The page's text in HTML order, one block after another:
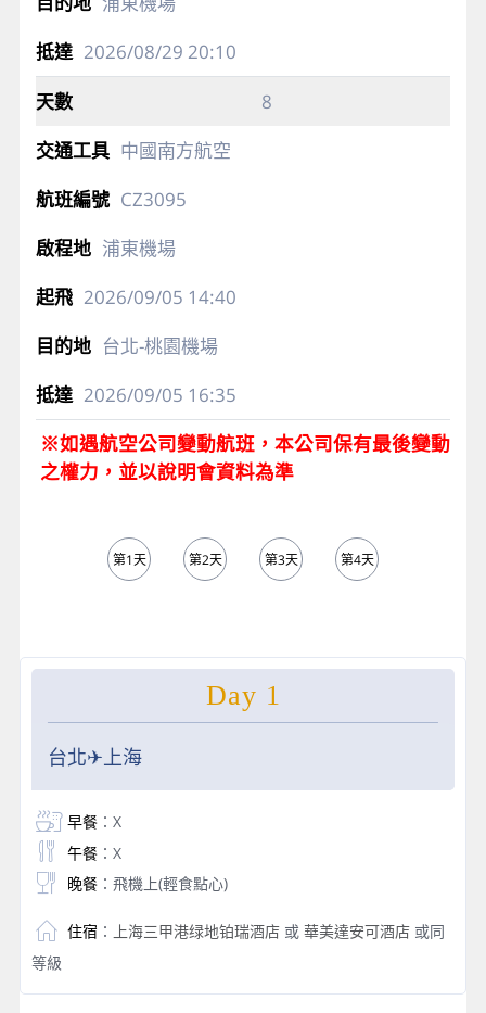
2026/08/29 20:10
8
中國南方航空
CZ3095
浦東機場
2026/09/05 14:40
台北-桃園機場
2026/09/05 16:35
※如遇航空公司變動航班，本公司保有最後變動
之權力，並以說明會資料為準
第1天 第2天 第3天 第4天
Day 1
台北✈上海
早餐：X
午餐：X
晚餐：飛機上(輕食點心)
住宿 ： 上海三甲港绿地铂瑞酒店或 華美達安可酒店或同
等級